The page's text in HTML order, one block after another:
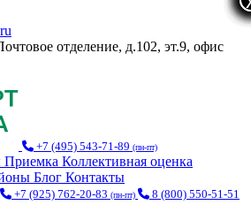
отделение, д.102, эт.9, офис
+7 (495) 543-71-89 (пн-пт)
Приемка Коллективная оценка
Блог Контакты
+7 (925) 762-20-83 (пн-пт) 8 (800) 550-51-51